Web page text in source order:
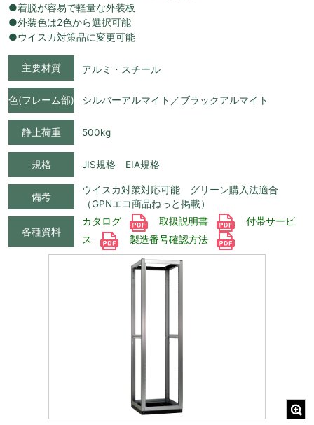
●着脱が容易で軽量な外装板
●外装色は2色から選択可能
●ウイスカ対策品に変更可能
主要材質 アルミ・スチール
色(フレーム部) シルバーアルマイト／ブラックアルマイト
静止荷重 500kg
規格 JIS規格 EIA規格
備考
ウイスカ対策対応可能 グリーン購入法適合
（GPNエコ商品ねっと掲載）
各種資料
カタログ 取扱説明書
付帯サービ
ス
製造番号確認方法